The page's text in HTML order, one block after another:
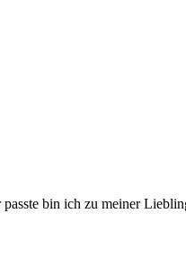
bin ich zu meiner